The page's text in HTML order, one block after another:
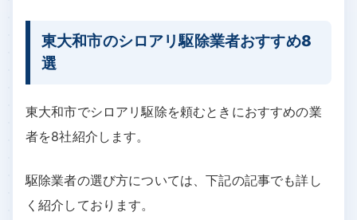
東大和市のシロアリ駆除業者おすすめ8
選
東大和市でシロアリ駆除を頼むときにおすすめの業
者を8社紹介します。
駆除業者の選び方については、下記の記事でも詳し
く紹介しております。